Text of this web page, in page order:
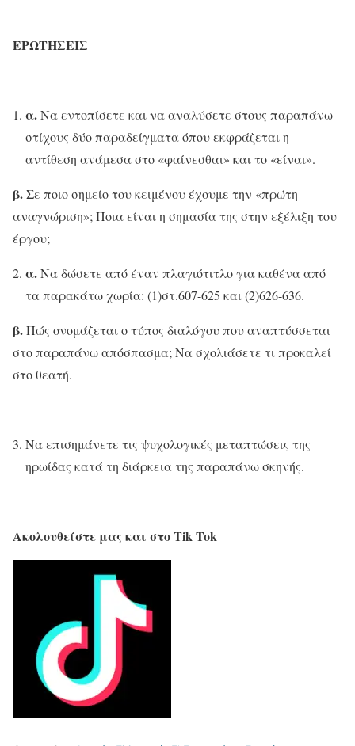
ΕΡΩΤΗΣΕΙΣ
α.Να εντοπίσετε και να αναλύσετε στους παραπάνω
στίχους δύο παραδείγματα όπου εκφράζεται η
αντίθεση ανάμεσα στο «φαίνεσθαι» και το «είναι».
β.Σε ποιο σημείο του κειμένου έχουμε την «πρώτη
αναγνώριση»; Ποια είναι η σημασία της στην εξέλιξη του
έργου;
α.Να δώσετε από έναν πλαγιότιτλο για καθένα από
τα παρακάτω χωρία: (1)στ.607-625 και (2)626-636.
β.Πώς ονομάζεται ο τύπος διαλόγου που αναπτύσσεται
στο παραπάνω απόσπασμα; Να σχολιάσετε τι προκαλεί
στο θεατή.
Να επισημάνετε τις ψυχολογικές μεταπτώσεις της
ηρωίδας κατά τη διάρκεια της παραπάνω σκηνής.
Ακολουθείστε μας και στο Tik Tok